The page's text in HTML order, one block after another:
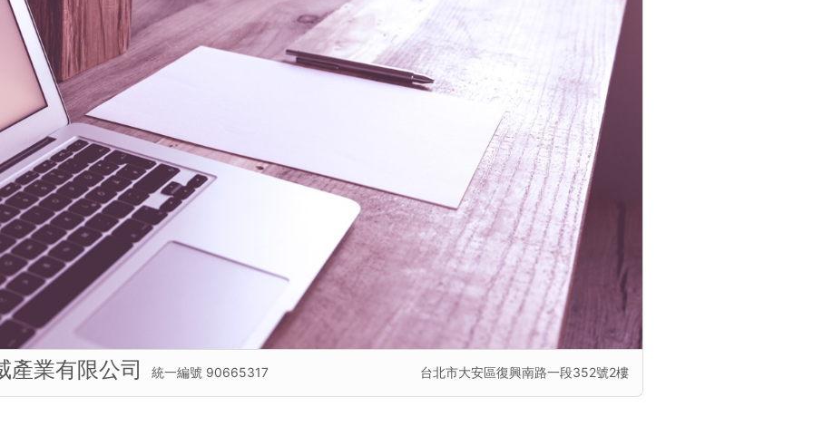
產業有限公司 統一編號 90665317 台北市大安區復興南路一段352號2樓